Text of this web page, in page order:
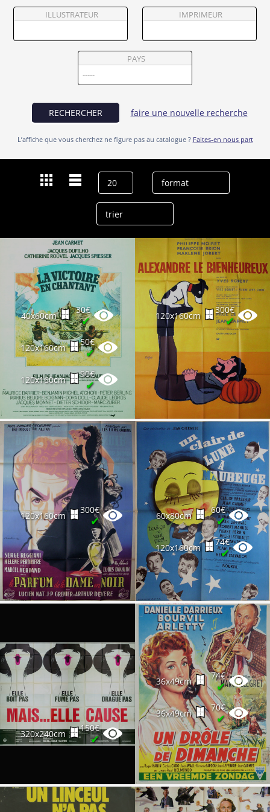
Vendre
ILLUSTRATEUR IMPRIMEUR
PAYS
RECHERCHER faire une nouvelle recherche
L’affiche que vous cherchez ne figure pas au catalogue ? Faites-en nous part
40x60cm
30€
✔
120x160cm
50€
✔
120x160cm
90€
✔
120x160cm
300€
✔
120x160cm
300€
✔ 60x80cm
60€
✔
120x160cm
74€
✔
320x240cm
150€
✔
36x49cm
74€
✔
36x49cm
70€
✔